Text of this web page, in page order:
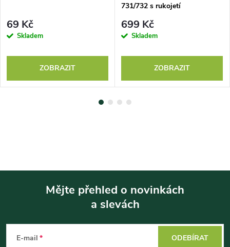
69 Kč
Skladem
ZOBRAZIT
731/732 s rukojetí
699 Kč
Skladem
ZOBRAZIT
Mějte přehled o novinkách
a slevách
E-mail ODEBÍRAT